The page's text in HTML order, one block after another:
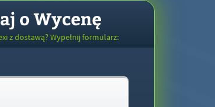
o Wycenę
z dostawą? Wypełnij formularz: